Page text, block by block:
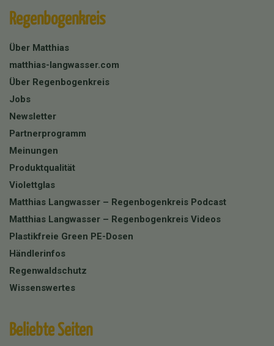
Regenbogenkreis
Über Matthias
matthias-langwasser.com
Über Regenbogenkreis
Jobs
Newsletter
Partnerprogramm
Meinungen
Produktqualität
Violettglas
Matthias Langwasser – Regenbogenkreis Podcast
Matthias Langwasser – Regenbogenkreis Videos
Plastikfreie Green PE-Dosen
Händlerinfos
Regenwaldschutz
Wissenswertes
Beliebte Seiten